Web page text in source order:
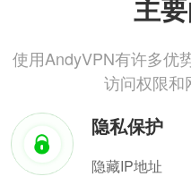
主
使用AndyVPN有许多优
访问权限和
隐私保护
隐藏IP地址